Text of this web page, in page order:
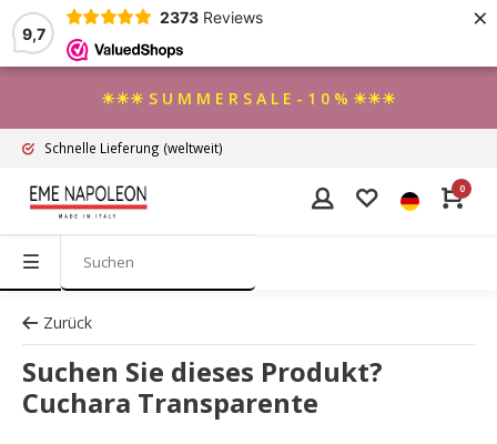
9,7
2373 Reviews ×
☀☀☀ S U M M E R S A L E - 1 0 % ☀☀☀
Schnelle Lieferung (weltweit)
0
Zurück
Suchen Sie dieses Produkt?
Cuchara Transparente